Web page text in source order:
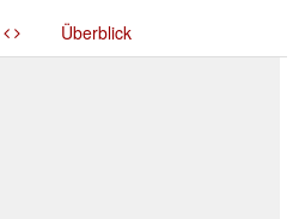
Überblick